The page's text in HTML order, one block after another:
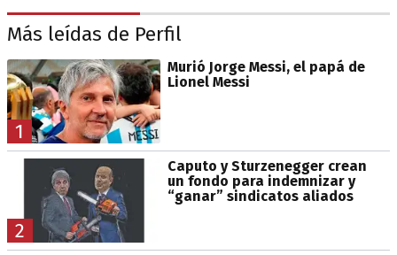
Más leídas de Perfil
1
Murió Jorge Messi, el papá de
Lionel Messi
2
Caputo y Sturzenegger crean
un fondo para indemnizar y
“ganar” sindicatos aliados